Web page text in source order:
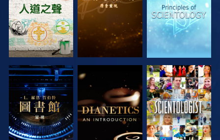
探索系列節目 探索系列節目 觀看